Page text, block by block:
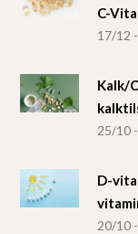
C-
17/12
Kalk/
25/10
D-
20/10